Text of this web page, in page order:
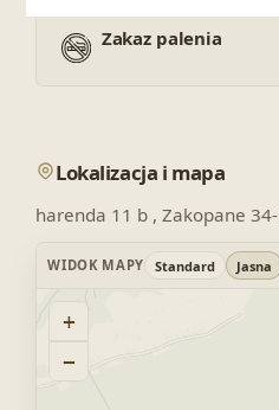
Zakaz palenia
Lokalizacja i mapa
harenda 11 b , Zakopane
WIDOK MAPY Standard Jasna
+
−